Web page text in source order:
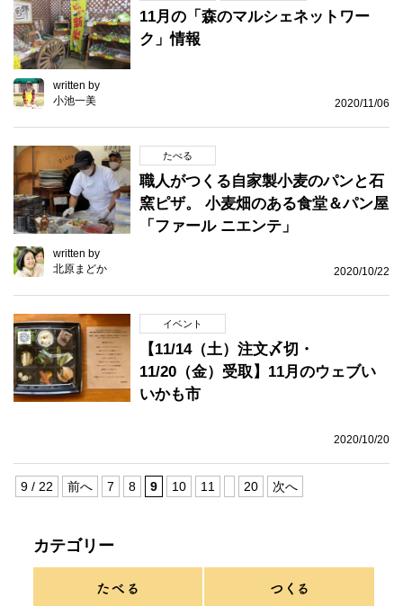
11月の「森のマルシェネットワー
ク」情報
written by
小池一美
2020/11/06
たべる
職人がつくる自家製小麦のパンと石
窯ピザ。 小麦畑のある食堂＆パン屋
「ファール ニエンテ」
written by
北原まどか
2020/10/22
イベント
【11/14（土）注文〆切・
11/20（金）受取】11月のウェブい
いかも市
2020/10/20
9 / 22 前へ 7 8 9 10 11 20 次へ
カテゴリー